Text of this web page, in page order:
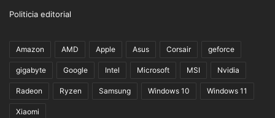
Politicia editorial
Amazon AMD Apple Asus Corsair geforce
gigabyte Google Intel Microsoft MSI Nvidia
Radeon Ryzen Samsung Windows 10 Windows 11
Xiaomi